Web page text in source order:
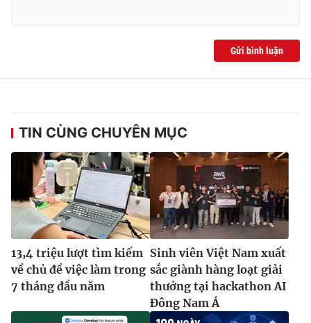
Gửi bình luận
TIN CÙNG CHUYÊN MỤC
13,4 triệu lượt tìm kiếm
về chủ đề việc làm trong
7 tháng đầu năm
Sinh viên Việt Nam xuất
sắc giành hàng loạt giải
thưởng tại hackathon AI
Đông Nam Á